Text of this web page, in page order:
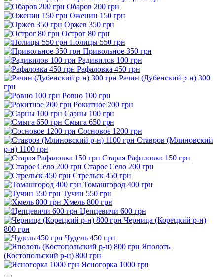
Обаров 200 грн
Оженин 150 грн
Оржев 350 грн
Острог 80 грн
Полицы 550 грн
Привольное 350 грн
Радивилов 100 грн
Рафаловка 450 грн
Рачин (Дубенский р-н) 300
грн
Ровно 100 грн
Рокитное 200 грн
Сарны 100 грн
Смыга 650 грн
Сосновое 1200 грн
Ставров (Млиновский
р-н) 1100 грн
Старая Рафаловка 150 грн
Старое Село 200 грн
Стрельск 450 грн
Томашгород 400 грн
Тучин 550 грн
Хмель 800 грн
Цепцевичи 600 грн
Черница (Корецкий р-н)
800 грн
Чудель 450 грн
Яполоть
(Костопольский р-н) 800 грн
Ясногорка 1000 грн